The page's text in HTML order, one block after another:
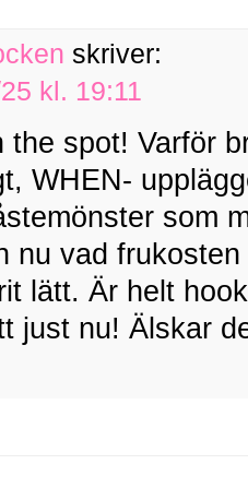
skriver:
kl. 19:11
the spot! Varför
WHEN-
som
nu vad
lätt. Är helt
just nu! Älskar